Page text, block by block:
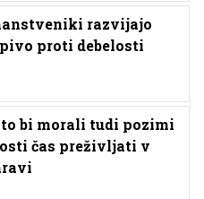
razvijajo
proti debelosti
bi morali tudi pozimi
čas preživljati v